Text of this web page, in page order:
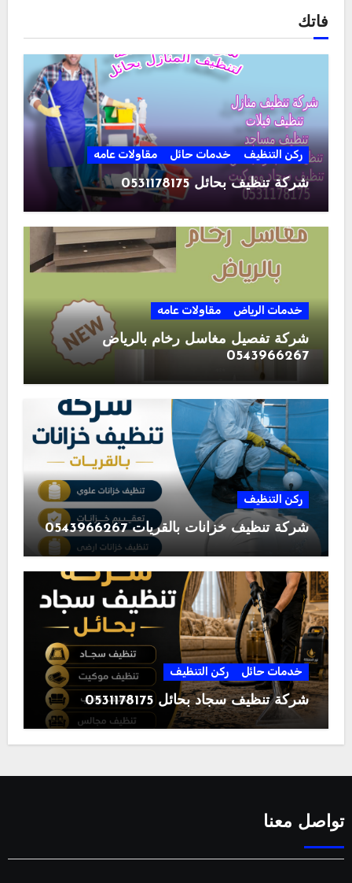
فاتك
ركن التنظيف خدمات حائل مقاولات عامه
شركة تنظيف بحائل 0531178175
خدمات الرياض مقاولات عامه
شركة تفصيل مغاسل رخام بالرياض
0543966267
ركن التنظيف
شركة تنظيف خزانات بالقريات 0543966267
خدمات حائل ركن التنظيف
شركة تنظيف سجاد بحائل 0531178175
تواصل معنا